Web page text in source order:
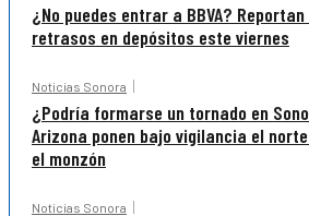
¿No puedes entrar a BBVA?
retrasos en depósitos este viernes
Noticias Sonora
¿Podría formarse un tornado en
Arizona ponen bajo vigilancia el
el monzón
Noticias Sonora